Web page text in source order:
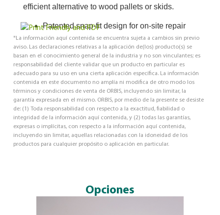
efficient alternative to wood pallets or skids.
Patented snap-fit design for on-site repair
*La información aquí contenida se encuentra sujeta a cambios sin previo
aviso. Las declaraciones relativas a la aplicación de(los) producto(s) se
basan en el conocimiento general de la industria y no son vinculantes; es
responsabilidad del cliente validar que un producto en particular es
adecuado para su uso en una cierta aplicación específica. La información
contenida en este documento no amplía ni modifica de otro modo los
términos y condiciones de venta de ORBIS, incluyendo sin limitar, la
garantía expresada en el mismo. ORBIS, por medio de la presente se desiste
de: (1) Toda responsabilidad con respecto a la exactitud, fiabilidad o
integridad de la información aquí contenida, y (2) todas las garantías,
expresas o implícitas, con respecto a la información aquí contenida,
incluyendo sin limitar, aquellas relacionadas con la idoneidad de los
productos para cualquier propósito o aplicación en particular.
Opciones